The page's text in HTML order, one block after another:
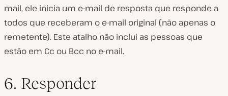
mail, ele inicia um e-mail de resposta que responde a
todos que receberam o e-mail original (não apenas o
remetente). Este atalho não inclui as pessoas que
estão em Cc ou Bcc no e-mail.
6. Responder